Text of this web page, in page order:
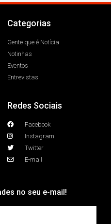
Categorias
Gente que é Notícia
Notinhas
Eventos
Entrevistas
Redes Sociais
Facebook
Instagram
Twitter
E-mail
no seu e-mail!